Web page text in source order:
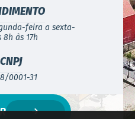
feira a sexta-
às 17h
CNPJ
0001-31